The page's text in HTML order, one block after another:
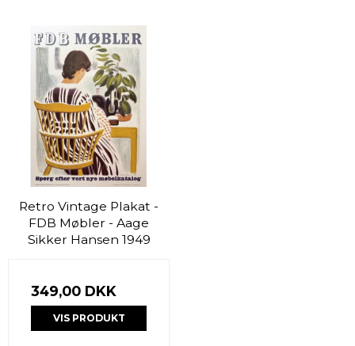
Retro Vintage Plakat -
FDB Møbler - Aage
Sikker Hansen 1949
349,00 DKK
VIS PRODUKT